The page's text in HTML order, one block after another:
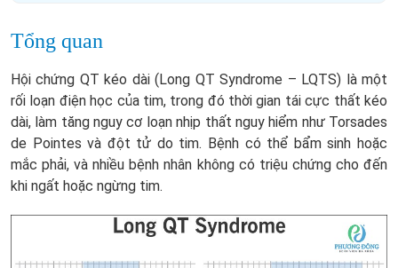
Tổng quan
Hội chứng QT kéo dài (Long QT Syndrome – LQTS) là một
rối loạn điện học của tim, trong đó thời gian tái cực thất kéo
dài, làm tăng nguy cơ loạn nhịp thất nguy hiểm như Torsades
de Pointes và đột tử do tim. Bệnh có thể bẩm sinh hoặc
mắc phải, và nhiều bệnh nhân không có triệu chứng cho đến
khi ngất hoặc ngừng tim.